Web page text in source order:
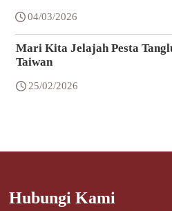
04/03/2026
Mari Kita Jelajah Pesta
Taiwan
25/02/2026
Hubungi Kami